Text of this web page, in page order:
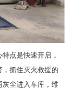
点是快速开启，
抓住灭火救援的
尘进入车库，维